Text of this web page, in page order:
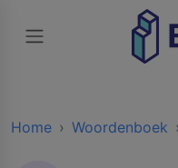
Home Woordenboek